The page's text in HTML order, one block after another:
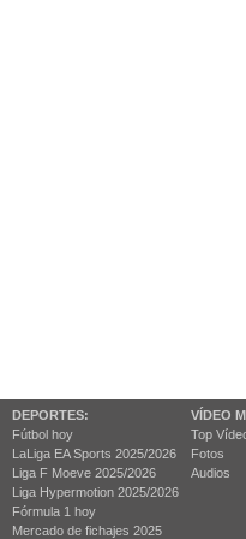
DEPORTES:
Fútbol hoy
LaLiga EA Sports 2025/2026
Liga F Moeve 2025/2026
Liga Hypermotion 2025/2026
Fórmula 1 hoy
Mercado de fichajes 2025
VÍDEO
Top
Fotos
Audios